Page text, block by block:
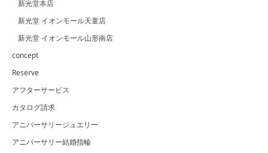
新光堂本店
新光堂 イオンモール天童店
新光堂 イオンモール山形南店
concept
Reserve
アフターサービス
カタログ請求
アニバーサリージュエリー
アニバーサリー結婚指輪